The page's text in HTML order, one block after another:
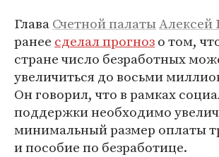
ГлаваСчетной палатыАлексей
ранее сделал прогнозо том,
стране число безработных
увеличиться до восьми
Он говорил, что в рамках
поддержки необходимо
минимальный размер оплаты
и пособие по безработице.